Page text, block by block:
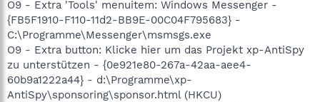
O9 - Extra 'Tools' menuitem: Windows Messenger -
{FB5F1910-F110-11d2-BB9E-00C04F795683} -
C:\Programme\Messenger\msmsgs.exe
O9 - Extra button: Klicke hier um das Projekt xp-AntiSpy
zu unterstützen - {0e921e80-267a-42aa-aee4-
60b9a1222a44} - d:\Programme\xp-
AntiSpy\sponsoring\sponsor.html (HKCU)